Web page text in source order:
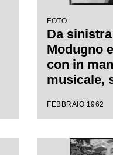
FOTO
Da
Modugno
con in
musicale,
Festival di
FEBBRAIO 1962